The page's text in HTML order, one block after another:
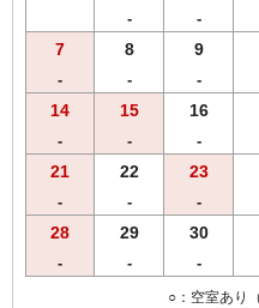
※シングル2名様利用、ツインルー
【注意事項】
・お食事対象店舗
・定休日・営業時間
（定休日） KITTE名古屋の休
・新型コロナウィルスによる感染
れる場合もございます。
・麺のボリューム、トッピング追
- -
7
-
8
-
9
-
14
-
15
-
16
-
21
-
22
-
23
-
28
-
29
-
30
-
○：空室あり